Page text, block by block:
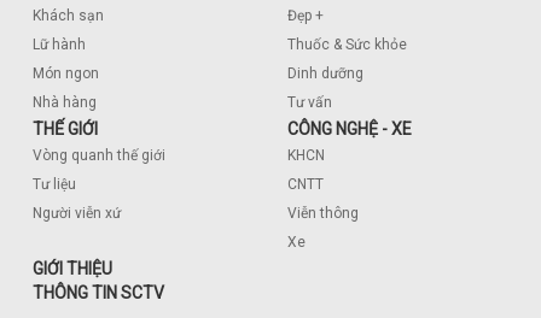
Khách sạn
Lữ hành
Món ngon
Nhà hàng
Đẹp +
Thuốc & Sức khỏe
Dinh dưỡng
Tư vấn
THẾ GIỚI
Vòng quanh thế giới
Tư liệu
Người viễn xứ
CÔNG NGHỆ - XE
KHCN
CNTT
Viễn thông
Xe
GIỚI THIỆU
THÔNG TIN SCTV